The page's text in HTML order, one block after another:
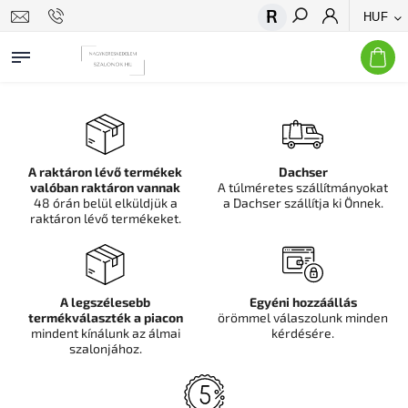
HUF
Keresés
A raktáron lévő termékek
valóban raktáron vannak
48 órán belül elküldjük a
raktáron lévő termékeket.
Dachser
A túlméretes szállítmányokat
a Dachser szállítja ki Önnek.
A legszélesebb
termékválaszték a piacon
mindent kínálunk az álmai
szalonjához.
Egyéni hozzáállás
örömmel válaszolunk minden
kérdésére.